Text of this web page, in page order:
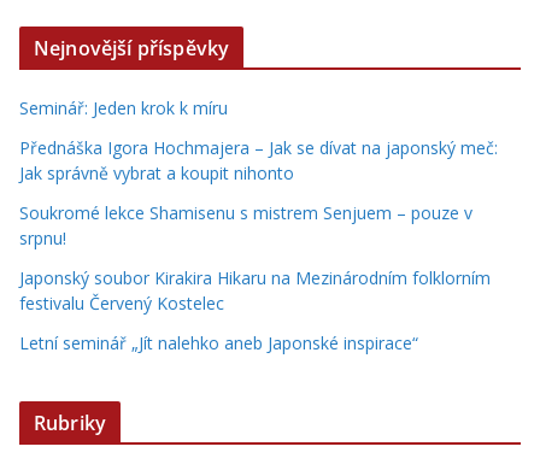
Nejnovější příspěvky
Seminář: Jeden krok k míru
Přednáška Igora Hochmajera – Jak se dívat na japonský meč:
Jak správně vybrat a koupit nihonto
Soukromé lekce Shamisenu s mistrem Senjuem – pouze v
srpnu!
Japonský soubor Kirakira Hikaru na Mezinárodním folklorním
festivalu Červený Kostelec
Letní seminář „Jít nalehko aneb Japonské inspirace“
Rubriky